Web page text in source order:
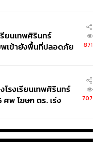
รียนเทพศิรินทร์
เข้ายังพื้นที่ปลอดภัย
871
โรงเรียนเทพศิรินทร์
พ โฆษก ตร. เร่ง
707